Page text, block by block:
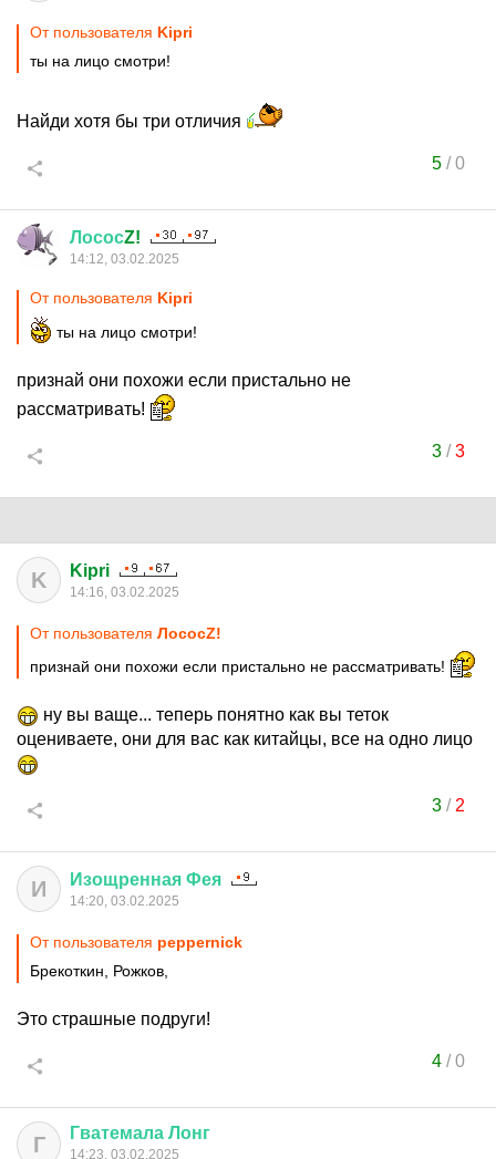
От пользователя Kipri
ты на лицо смотри!
Найди хотя бы три отличия
5/0
ЛососZ!
14:12, 03.02.2025
От пользователя Kipri
ты на лицо смотри!
признай они похожи если пристально не
рассматривать!
3/3
K Kipri
14:16, 03.02.2025
От пользователя ЛососZ!
признай они похожи если пристально не рассматривать!
ну вы ваще... теперь понятно как вы теток
оцениваете, они для вас как китайцы, все на одно лицо
3/ 2
И Изощренная Фея
14:20, 03.02.2025
От пользователя peppernick
Брекоткин, Рожков,
Это страшные подруги!
4/0
Г Гватемала Лонг
14:23, 03.02.2025